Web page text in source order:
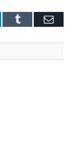
Tumblr